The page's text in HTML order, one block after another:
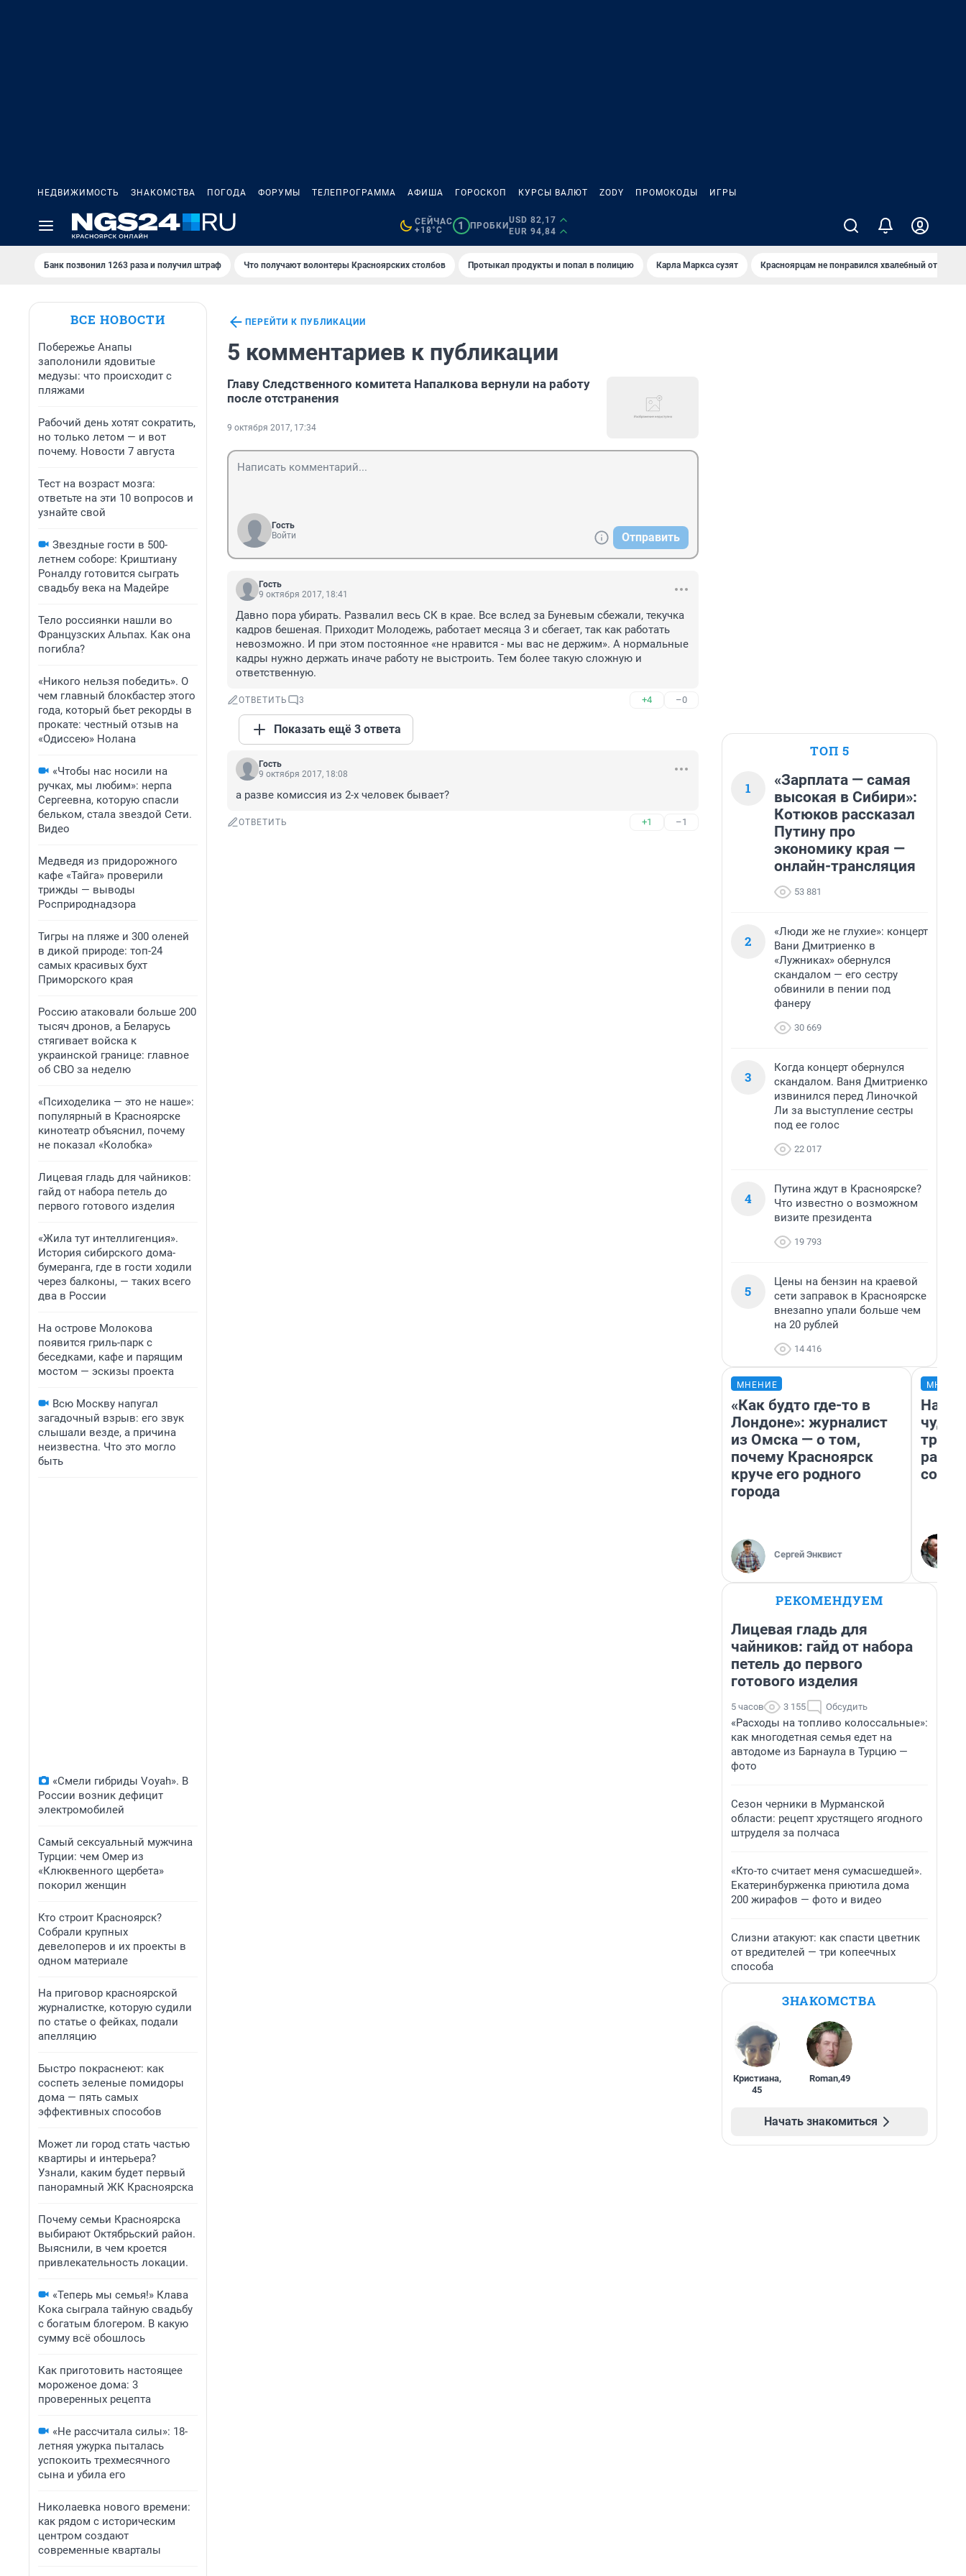
НЕДВИЖИМОСТЬ ЗНАКОМСТВА ПОГОДА ФОРУМЫ ТЕЛЕПРОГРАММА АФИША ГОРОСКОП КУРСЫ ВАЛЮТ ZODY ПРОМОКОДЫ ИГРЫ
СЕЙЧАС
+18°C
1 ПРОБКИ
USD 82,17
EUR 94,84
Банк позвонил 1263 раза и получил штраф Что получают волонтеры Красноярских столбов Протыкал продукты и попал в полицию Карла Маркса сузят Красноярцам не понравился хвалебный отзыв о
ВСЕ НОВОСТИ
Побережье Анапы
заполонили ядовитые
медузы: что происходит с
пляжами
Рабочий день хотят сократить,
но только летом — и вот
почему. Новости 7 августа
Тест на возраст мозга:
ответьте на эти 10 вопросов и
узнайте свой
Звездные гости в 500-
летнем соборе: Криштиану
Роналду готовится сыграть
свадьбу века на Мадейре
Тело россиянки нашли во
Французских Альпах. Как она
погибла?
«Никого нельзя победить». О
чем главный блокбастер этого
года, который бьет рекорды в
прокате: честный отзыв на
«Одиссею» Нолана
«Чтобы нас носили на
ручках, мы любим»: нерпа
Сергеевна, которую спасли
бельком, стала звездой Сети.
Видео
Медведя из придорожного
кафе «Тайга» проверили
трижды — выводы
Росприроднадзора
Тигры на пляже и 300 оленей
в дикой природе: топ-24
самых красивых бухт
Приморского края
Россию атаковали больше 200
тысяч дронов, а Беларусь
стягивает войска к
украинской границе: главное
об СВО за неделю
«Психоделика — это не наше»:
популярный в Красноярске
кинотеатр объяснил, почему
не показал «Колобка»
Лицевая гладь для чайников:
гайд от набора петель до
первого готового изделия
«Жила тут интеллигенция».
История сибирского дома-
бумеранга, где в гости ходили
через балконы, — таких всего
два в России
На острове Молокова
появится гриль-парк с
беседками, кафе и парящим
мостом — эскизы проекта
Всю Москву напугал
загадочный взрыв: его звук
слышали везде, а причина
неизвестна. Что это могло
быть
«Смели гибриды Voyah». В
России возник дефицит
электромобилей
Самый сексуальный мужчина
Турции: чем Омер из
«Клюквенного щербета»
покорил женщин
Кто строит Красноярск?
Собрали крупных
девелоперов и их проекты в
одном материале
На приговор красноярской
журналистке, которую судили
по статье о фейках, подали
апелляцию
Быстро покраснеют: как
соспеть зеленые помидоры
дома — пять самых
эффективных способов
Может ли город стать частью
квартиры и интерьера?
Узнали, каким будет первый
панорамный ЖК Красноярска
Почему семьи Красноярска
выбирают Октябрьский район.
Выяснили, в чем кроется
привлекательность локации.
«Теперь мы семья!» Клава
Кока сыграла тайную свадьбу
с богатым блогером. В какую
сумму всё обошлось
Как приготовить настоящее
мороженое дома: 3
проверенных рецепта
«Не рассчитала силы»: 18-
летняя ужурка пыталась
успокоить трехмесячного
сына и убила его
Николаевка нового времени:
как рядом с историческим
центром создают
современные кварталы
ПЕРЕЙТИ К ПУБЛИКАЦИИ
5 комментариев к публикации
Главу Следственного комитета Напалкова вернули на работу
после отстранения
9 октября 2017, 17:34
Гость
Войти
Отправить
Гость
9 октября 2017, 18:41
Давно пора убирать. Развалил весь СК в крае. Все вслед за Буневым сбежали, текучка
кадров бешеная. Приходит Молодежь, работает месяца 3 и сбегает, так как работать
невозможно. И при этом постоянное «не нравится - мы вас не держим». А нормальные
кадры нужно держать иначе работу не выстроить. Тем более такую сложную и
ответственную.
ОТВЕТИТЬ 3 +4 –0
Показать ещё 3 ответа
Гость
9 октября 2017, 18:08
а разве комиссия из 2-х человек бывает?
ОТВЕТИТЬ +1 –1
ТОП 5
1
«Зарплата — самая
высокая в Сибири»:
Котюков рассказал
Путину про
экономику края —
онлайн-трансляция
53 881
2
«Люди же не глухие»: концерт
Вани Дмитриенко в
«Лужниках» обернулся
скандалом — его сестру
обвинили в пении под
фанеру
30 669
3
Когда концерт обернулся
скандалом. Ваня Дмитриенко
извинился перед Линочкой
Ли за выступление сестры
под ее голос
22 017
4
Путина ждут в Красноярске?
Что известно о возможном
визите президента
19 793
5
Цены на бензин на краевой
сети заправок в Красноярске
внезапно упали больше чем
на 20 рублей
14 416
МНЕНИЕ
«Как будто где-то в
Лондоне»: журналист
из Омска — о том,
почему Красноярск
круче его родного
города
Сергей Энквист
РЕКОМЕНДУЕМ
Лицевая гладь для
чайников: гайд от набора
петель до первого
готового изделия
5 часов 3 155 Обсудить
«Расходы на топливо колоссальные»:
как многодетная семья едет на
автодоме из Барнаула в Турцию —
фото
Сезон черники в Мурманской
области: рецепт хрустящего ягодного
штруделя за полчаса
«Кто-то считает меня сумасшедшей».
Екатеринбурженка приютила дома
200 жирафов — фото и видео
Слизни атакуют: как спасти цветник
от вредителей — три копеечных
способа
ЗНАКОМСТВА
Кристиана,
45
Roman,49
Начать знакомиться